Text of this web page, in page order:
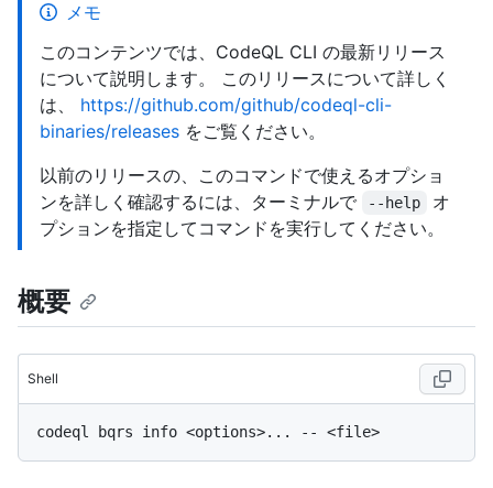
メモ
このコンテンツでは、CodeQL CLI の最新リリース
について説明します。 このリリースについて詳しく
は、 https://github.com/github/codeql-cli-
binaries/releases をご覧ください。
以前のリリースの、このコマンドで使えるオプショ
ンを詳しく確認するには、ターミナルで
--help
オ
プションを指定してコマンドを実行してください。
概要
Shell